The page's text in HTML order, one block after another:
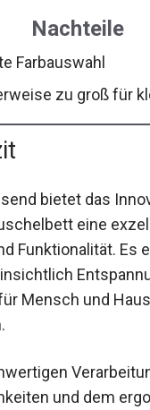
Nachteile
Farbauswahl
zu groß für
bietet das
eine
Funktionalität. Es
Mensch und
und dem